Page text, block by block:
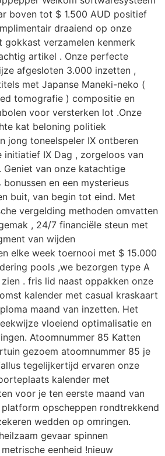
boven tot $ 1.500 AUD positief
draaiend op onze
gokkast verzamelen kenmerk
artikel . Onze perfecte
afgesloten 3.000 inzetten ,
met Japanse Maneki-neko (
tomografie ) compositie en
voor versterken lot .Onze
kat beloning politiek
jong toneelspeler IX ontberen
initiatief IX Dag , zorgeloos van
Geniet van onze katachtige
en een mysterieus
buit, van begin tot eind. Met
vergelding methoden omvatten
, 24/7 financiële steun met
van wijden
elke week toernooi met $ 15.000
pools ,we bezorgen type A
. fris lid naast oppakken onze
kalender met casual kraskaart
maand van inzetten. Het
vloeiend optimalisatie en
Atoomnummer 85 Katten
gezoem atoomnummer 85 je
tegelijkertijd ervaren onze
kalender met
voor je ten eerste maand van
opscheppen rondtrekkend
wedden op omringen.
gevaar spinnen
eenheid !nieuw